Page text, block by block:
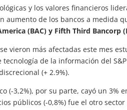
y los valores financieros
aumento de los bancos a medida
(BAC) y Fifth Third Bancorp
vieron más afectadas este mes
tecnología de la información del
(+ 2.9%).
(-3,2%), por su parte, cayó un
públicos (-0,8%) fue el otro